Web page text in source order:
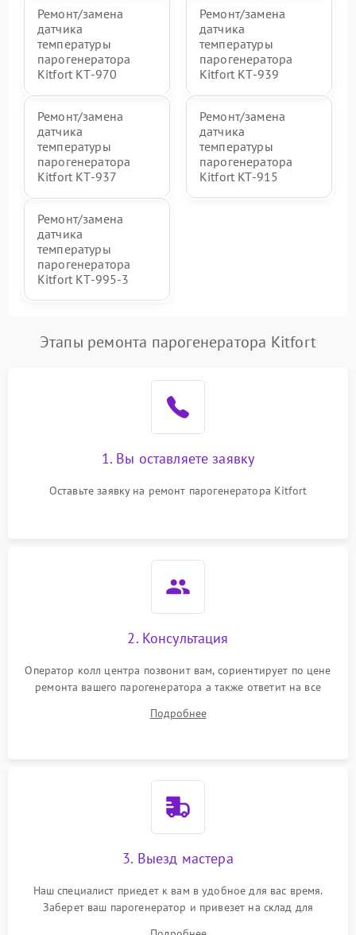
Ремонт/замена
датчика
температуры
парогенератора
Kitfort КТ-970
Ремонт/замена
датчика
температуры
парогенератора
Kitfort КТ-939
Ремонт/замена
датчика
температуры
парогенератора
Kitfort КТ-937
Ремонт/замена
датчика
температуры
парогенератора
Kitfort KT-915
Ремонт/замена
датчика
температуры
парогенератора
Kitfort КТ-995-3
Этапы ремонта парогенератора Kitfort
1. Вы оставляете заявку
Оставьте заявку на ремонт парогенератора Kitfort
2. Консультация
Оператор колл центра позвонит вам, сориентирует по цене
ремонта вашего парогенератора а также ответит на все
Подробнее
3. Выезд мастера
Наш специалист приедет к вам в удобное для вас время.
Заберет ваш парогенератор и привезет на склад для